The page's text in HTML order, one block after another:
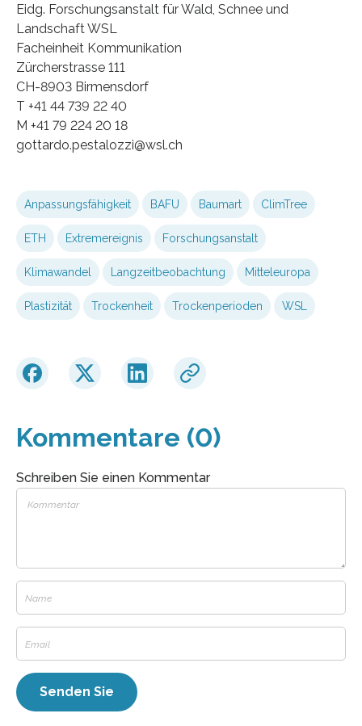
Eidg. Forschungsanstalt für Wald, Schnee und
Landschaft WSL
Facheinheit Kommunikation
Zürcherstrasse 111
CH-8903 Birmensdorf
T +41 44 739 22 40
M +41 79 224 20 18
gottardo.pestalozzi@wsl.ch
Anpassungsfähigkeit BAFU Baumart ClimTree
ETH Extremereignis Forschungsanstalt
Klimawandel Langzeitbeobachtung Mitteleuropa
Plastizität Trockenheit Trockenperioden WSL
Kommentare (0)
Schreiben Sie einen Kommentar